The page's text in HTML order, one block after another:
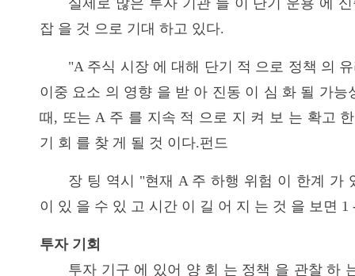
실제로 많은 투자 기관 들 이 단기 운용 에
잡 을 것 으로 기대 하고 있다.
"A 주식 시장 에 대해 단기 적 으로 정책 의
이중 요소 의 영향 을 받 아 진동 이 심 화 될 가
때, 또는 A 주 를 지속 적 으로 지 켜 보 는 확고
기 회 를 찾 게 될 것 이다.펀드
장 팅 역시 "현재 A 주 하행 위험 이 한계 가
이 있 을 수 있 고 시간 이 길 어 지 는 것 을 보면
투자 기회
투자 기구 에 있어 양 회 는 정책 을 관찰 하